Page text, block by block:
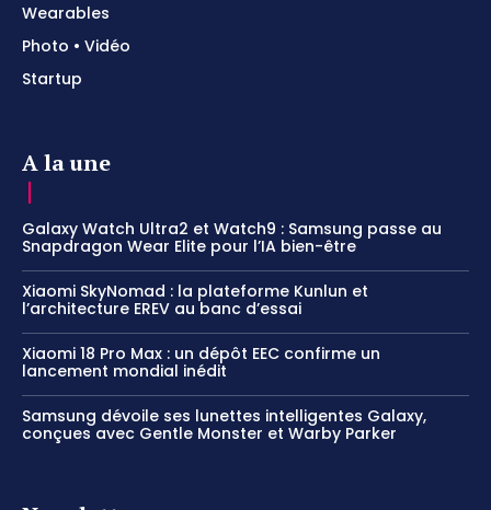
Wearables
Photo • Vidéo
Startup
A la une
Galaxy Watch Ultra2 et Watch9 : Samsung passe au
Snapdragon Wear Elite pour l’IA bien-être
Xiaomi SkyNomad : la plateforme Kunlun et
l’architecture EREV au banc d’essai
Xiaomi 18 Pro Max : un dépôt EEC confirme un
lancement mondial inédit
Samsung dévoile ses lunettes intelligentes Galaxy,
conçues avec Gentle Monster et Warby Parker